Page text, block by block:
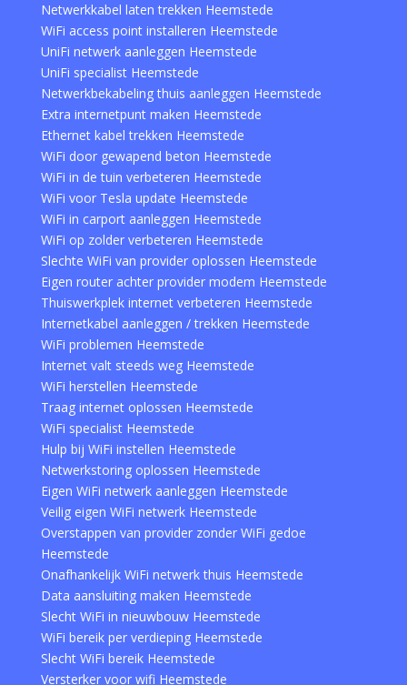
Netwerkkabel laten trekken Heemstede
WiFi access point installeren Heemstede
UniFi netwerk aanleggen Heemstede
UniFi specialist Heemstede
Netwerkbekabeling thuis aanleggen Heemstede
Extra internetpunt maken Heemstede
Ethernet kabel trekken Heemstede
WiFi door gewapend beton Heemstede
WiFi in de tuin verbeteren Heemstede
WiFi voor Tesla update Heemstede
WiFi in carport aanleggen Heemstede
WiFi op zolder verbeteren Heemstede
Slechte WiFi van provider oplossen Heemstede
Eigen router achter provider modem Heemstede
Thuiswerkplek internet verbeteren Heemstede
Internetkabel aanleggen / trekken Heemstede
WiFi problemen Heemstede
Internet valt steeds weg Heemstede
WiFi herstellen Heemstede
Traag internet oplossen Heemstede
WiFi specialist Heemstede
Hulp bij WiFi instellen Heemstede
Netwerkstoring oplossen Heemstede
Eigen WiFi netwerk aanleggen Heemstede
Veilig eigen WiFi netwerk Heemstede
Overstappen van provider zonder WiFi gedoe
Heemstede
Onafhankelijk WiFi netwerk thuis Heemstede
Data aansluiting maken Heemstede
Slecht WiFi in nieuwbouw Heemstede
WiFi bereik per verdieping Heemstede
Slecht WiFi bereik Heemstede
Versterker voor wifi Heemstede